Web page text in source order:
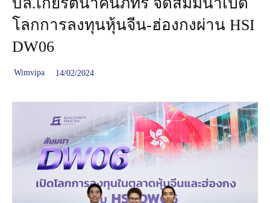
โลกการลงทุนหุ้นจีน-ฮ่องกงผ่าน HSI
DW06
Wimvipa 14/02/2024